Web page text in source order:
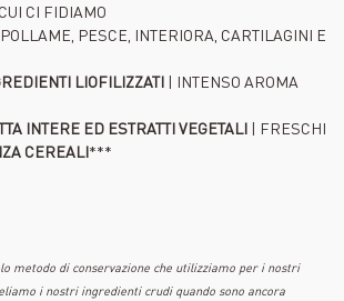
CI FIDIAMO
PESCE, INTERIORA, CARTILAGINI E
LIOFILIZZATI | INTENSO AROMA
INTERE ED ESTRATTI VEGETALI | FRESCHI
CEREALI***
metodo di conservazione che utilizziamo per i nostri
i nostri ingredienti crudi quando sono ancora